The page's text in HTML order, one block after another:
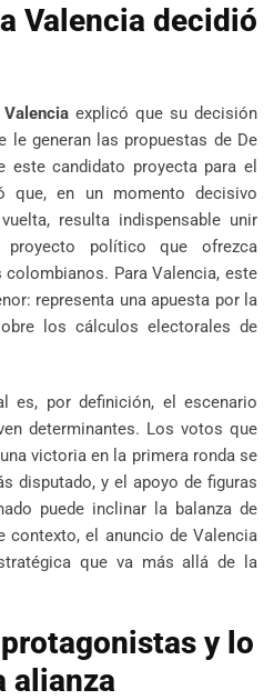
Valencia decidió
explicó que su decisión
le generan las propuestas de De
candidato proyecta para el
que, en un momento decisivo
resulta indispensable unir
político que ofrezca
Para Valencia, este
representa una apuesta por la
los cálculos electorales de
es, por definición, el escenario
determinantes. Los votos que
victoria en la primera ronda se
disputado, y el apoyo de figuras
puede inclinar la balanza de
contexto, el anuncio de Valencia
que va más allá de la
y lo
alianza